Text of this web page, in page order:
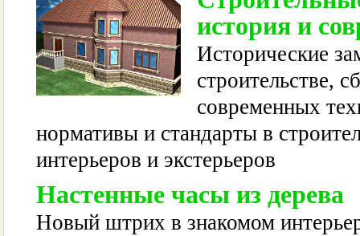
история и
Исторические
строительстве,
современных
нормативы и стандарты в
интерьеров и экстерьеров
Настенные часы из дерева
Новый штрих в знакомом